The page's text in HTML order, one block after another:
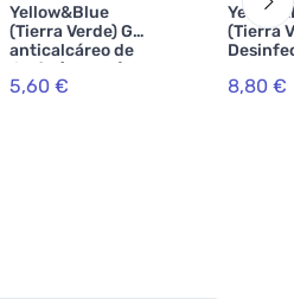
Yellow&Blue
(Tierra Verde) Gel
anticalcáreo de
limón (750 ml) -
con aceite
5,60 €
(Tierra
8,80 €